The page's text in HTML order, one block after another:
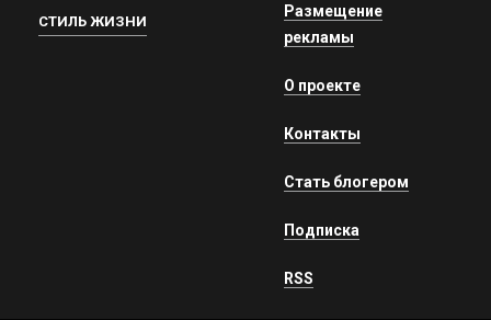
СТИЛЬ ЖИЗНИ
Размещение
рекламы
О проекте
Контакты
Стать блогером
Подписка
RSS